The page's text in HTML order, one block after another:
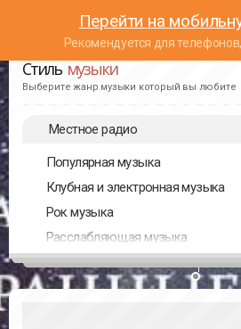
Перейти на
Рекомендуется для
Стиль музыки
Выберите жанр музыки который вы любите
Местное радио
Популярная музыка
Клубная и электронная музыка
Рок музыка
Расслабляющая музыка